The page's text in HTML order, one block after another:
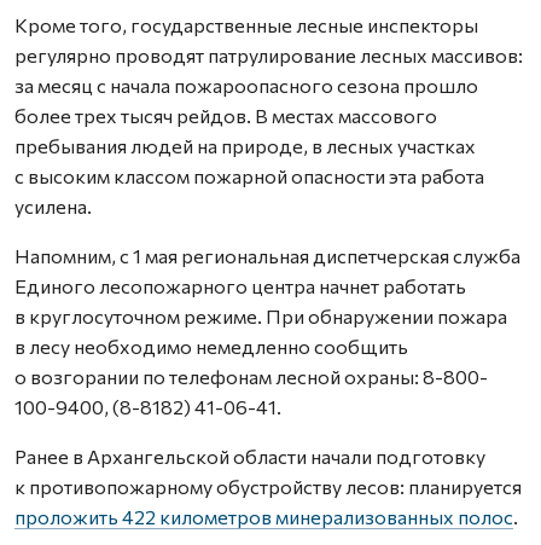
Кроме того, государственные лесные инспекторы
регулярно проводят патрулирование лесных массивов:
за месяц с начала пожароопасного сезона прошло
более трех тысяч рейдов. В местах массового
пребывания людей на природе, в лесных участках
с высоким классом пожарной опасности эта работа
усилена.
Напомним, с 1 мая региональная диспетчерская служба
Единого лесопожарного центра начнет работать
в круглосуточном режиме. При обнаружении пожара
в лесу необходимо немедленно сообщить
о возгорании по телефонам лесной охраны: 8-800-
100-9400, (8-8182) 41-06-41.
Ранее в Архангельской области начали подготовку
к противопожарному обустройству лесов: планируется
проложить 422 километров минерализованных полос.